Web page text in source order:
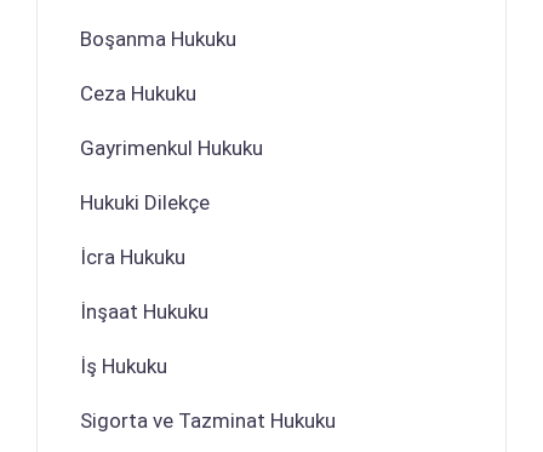
Boşanma Hukuku
Ceza Hukuku
Gayrimenkul Hukuku
Hukuki Dilekçe
İcra Hukuku
İnşaat Hukuku
İş Hukuku
Sigorta ve Tazminat Hukuku